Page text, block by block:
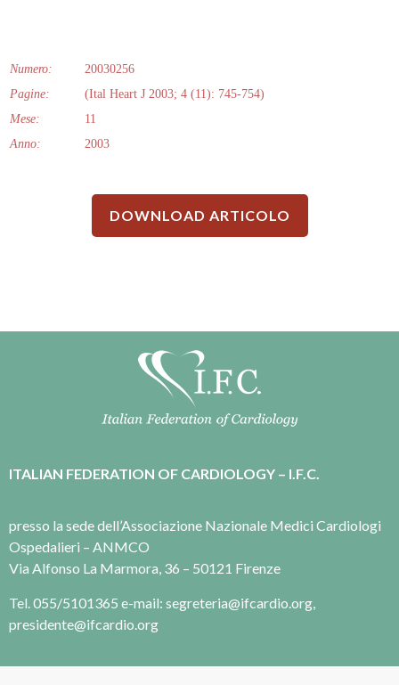
Numero:
20030256
Pagine:
(Ital Heart J 2003; 4 (11): 745-754)
Mese:
11
Anno:
2003
DOWNLOAD ARTICOLO
ITALIAN FEDERATION OF CARDIOLOGY – I.F.C.
presso la sede dell’Associazione Nazionale Medici Cardiologi
Ospedalieri – ANMCO
Via Alfonso La Marmora, 36 – 50121 Firenze
Tel. 055/5101365 e-mail: segreteria@ifcardio.org,
presidente@ifcardio.org